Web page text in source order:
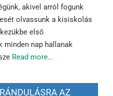
akivel arról fogunk
olvassunk a kisiskolás
első
minden nap hallanak
Read more…
AZ